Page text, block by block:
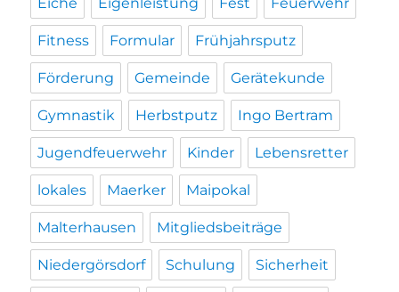
Fitness Formular Frühjahrsputz
Förderung Gemeinde Gerätekunde
Gymnastik Herbstputz Ingo Bertram
Jugendfeuerwehr Kinder Lebensretter
lokales Maerker Maipokal
Malterhausen Mitgliedsbeiträge
Niedergörsdorf Schulung Sicherheit